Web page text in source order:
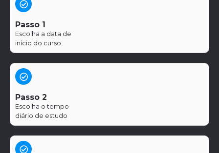
Passo 1
Escolha a data de
início do curso
Passo 2
Escolha o tempo
diário de estudo